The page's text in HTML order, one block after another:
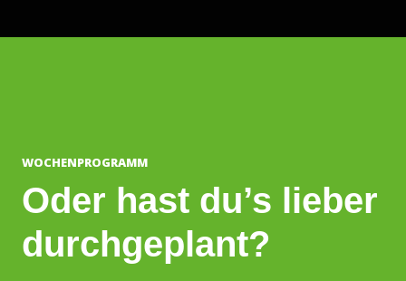
WOCHENPROGRAMM
Oder hast du’s lieber
durchgeplant?